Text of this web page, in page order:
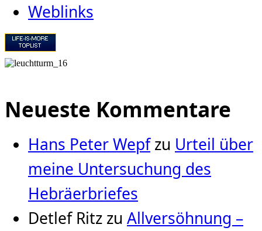
Weblinks
Neueste Kommentare
Hans Peter Wepfzu Urteil über
meine Untersuchung des
Hebräerbriefes
Detlef Ritz zu Allversöhnung –